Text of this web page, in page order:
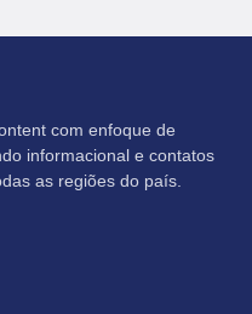
com enfoque de
informacional e contatos
as regiões do país.